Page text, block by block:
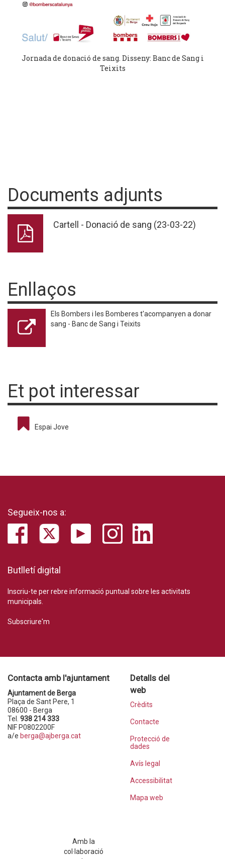
Jornada de donació de sang. Disseny: Banc de Sang i
Teixits
Documents adjunts
Cartell - Donació de sang (23-03-22)
Enllaços
Els Bombers i les Bomberes t'acompanyen a donar
sang - Banc de Sang i Teixits
Et pot interessar
Espai Jove
Segueix-nos a:
Butlletí digital
Inscriu-te per rebre informació puntual sobre les activitats
municipals.
Subscriure'm
Contacta amb l'ajuntament
Ajuntament de Berga
Plaça de Sant Pere, 1
08600 - Berga
Tel. 938 214 333
NIF P0802200F
a/e berga@ajberga.cat
Detalls del
web
Crèdits
Contacte
Protecció de
dades
Avís legal
Accessibilitat
Mapa web
Amb la
col·laboració